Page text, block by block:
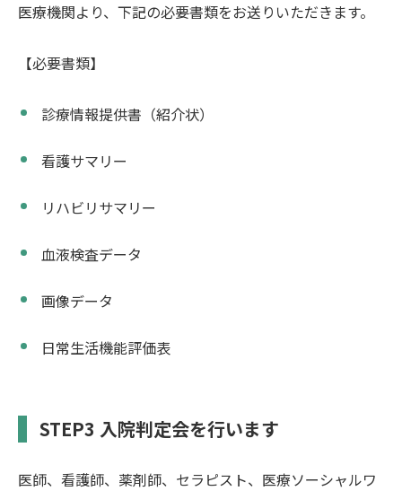
医療機関より、下記の必要書類をお送りいただきます。
【必要書類】
診療情報提供書（紹介状）
看護サマリー
リハビリサマリー
血液検査データ
画像データ
日常生活機能評価表
STEP3 入院判定会を行います
医師、看護師、薬剤師、セラピスト、医療ソーシャルワ